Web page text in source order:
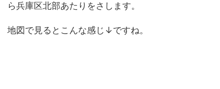
ら兵庫区北部あたりをさします。
地図で見るとこんな感じ↓ですね。